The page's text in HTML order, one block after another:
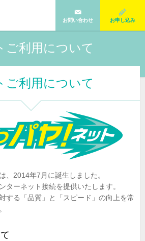
お問い合わせ お申し込み
ご利用について
ご利用について
、2014年7月に誕生しました。
ターネット接続を提供いたします。
する「品質」と「スピード」の向上を常